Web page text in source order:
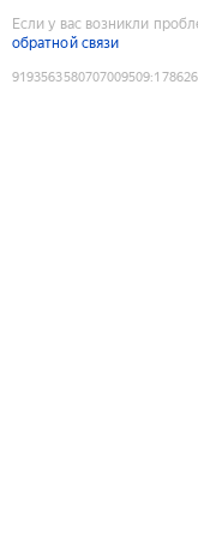
Если у вас возникли
обратной связи
9193563580707009509: